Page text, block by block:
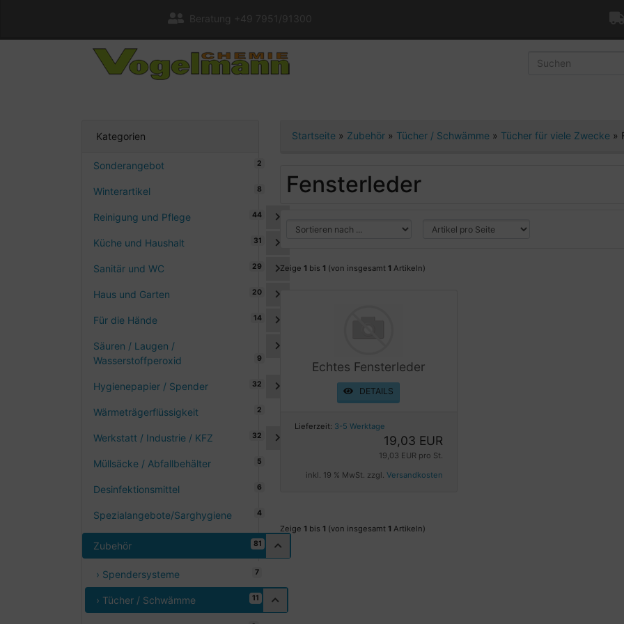
Beratung +49 7951/91300
Kategorien
Sonderangebot 2
Winterartikel 8
Reinigung und Pflege 44
Küche und Haushalt 31
Sanitär und WC 29
Haus und Garten 20
Für die Hände 14
Säuren / Laugen /
Wasserstoffperoxid
9
Hygienepapier / Spender 32
Wärmeträgerflüssigkeit 2
Werkstatt / Industrie / KFZ 32
Müllsäcke / Abfallbehälter 5
Desinfektionsmittel 6
Spezialangebote/Sarghygiene 4
Zubehör 81
› Spendersysteme 7
› Tücher / Schwämme 11
Startseite » Zubehör » Tücher / Schwämme » Tücher für viele Zwecke »
Fensterleder
Zeige 1 bis 1 (von insgesamt 1 Artikeln)
Echtes Fensterleder
DETAILS
Lieferzeit: 3-5 Werktage
19,03 EUR
19,03 EUR pro St.
inkl. 19 % MwSt. zzgl. Versandkosten
Zeige 1 bis 1 (von insgesamt 1 Artikeln)